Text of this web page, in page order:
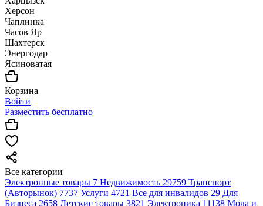
Херсон
Чаплинка
Часов Яр
Шахтерск
Энергодар
Ясиноватая
Корзина
Войти
Разместить бесплатно
Все категории
Электронные товары 7 Недвижимость 29759 Транспорт
(Авторынок) 7737 Услуги 4721 Все для инвалидов 29 Для
Бизнеса 2658 Детские товары 3821 Электроника 11138 Мода и